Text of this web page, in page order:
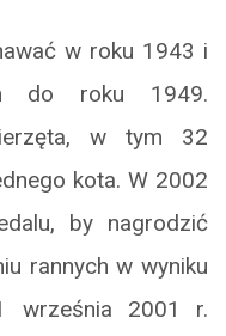
w roku 1943 i
do roku 1949.
w tym 32
kota. W 2002
by nagrodzić
rannych w wyniku
września 2001 r.